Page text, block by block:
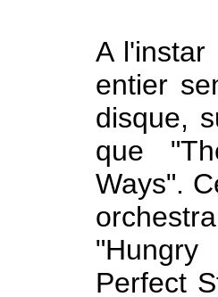
A l'instar
entier
disque,
que
Ways".
Perfect